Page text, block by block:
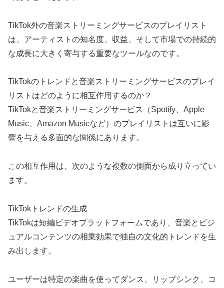
TikTok外の音楽ストリーミングサービスのプレイリスト
は、アーティストの知名度、収益、そして市場での持続的
な成長に大きく寄与する重要なツールなのです。
TikTokのトレンドと音楽ストリーミングサービスのプレイ
リストはどのように相互作用するのか？
TikTokと音楽ストリーミングサービス（Spotify、Apple
Music、Amazon Musicなど）のプレイリストは互いに影
響を与える多面的な関係にあります。
この相互作用は、次のような複数の側面から成り立ってい
ます。
TikTokトレンドの生成
TikTokは短編ビデオプラットフォームであり、音楽とビジ
ュアルコンテンツの相乗効果で独自の文化的トレンドを生
み出します。
ユーザーは特定の楽曲を使ってダンス、リップシンク、コ